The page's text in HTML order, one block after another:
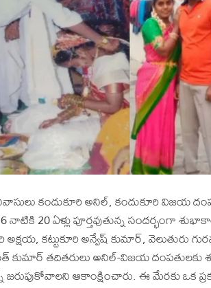
కందుకూరి అనిల్, కందుకూరి విజయ
20 ఏళ్లు పూర్తవుతున్న సందర్భంగా
కట్టుకూరి అన్వేష్ కుమార్, వెలుతురు
కుమార్ తదితరులు అనిల్-విజయ దంపతులకు
ఆకాంక్షించారు. ఈ మేరకు ఒక